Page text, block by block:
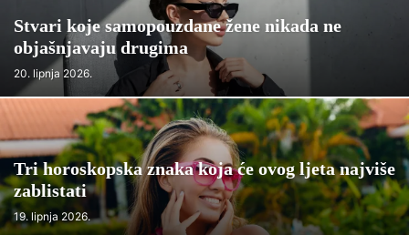
Stvari koje samopouzdane žene nikada ne
objašnjavaju drugima
20. lipnja 2026.
Tri horoskopska znaka koja će ovog ljeta najviše
zablistati
19. lipnja 2026.